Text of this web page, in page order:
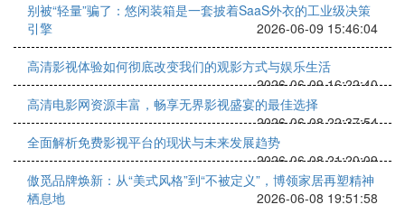
别被“轻量”骗了：悠闲装箱是一套披着SaaS外衣的工业级决策
引擎
2026-06-09 15:46:04
高清影视体验如何彻底改变我们的观影方式与娱乐生活
2026-06-09 16:22:40
高清电影网资源丰富，畅享无界影视盛宴的最佳选择
2026-06-08 22:37:54
全面解析免费影视平台的现状与未来发展趋势
2026-06-08 21:20:09
傲觅品牌焕新：从“美式风格”到“不被定义”，博领家居再塑精神
栖息地
2026-06-08 19:51:58